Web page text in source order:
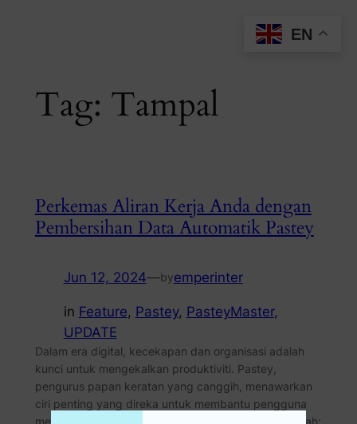
Tag: Tampal
Perkemas Aliran Kerja Anda dengan
Pembersihan Data Automatik Pastey
Jun 12, 2024—byemperinter
in Feature, Pastey, PasteyMaster
UPDATE
Dalam era digital, kecekapan dan organisasi adalah
kunci untuk mengekalkan produktiviti. Pastey,
pengurus papan keratan yang canggih, menawarkan
ciri penting yang direka untuk membantu pengguna
mengurus data papan keratan mereka dengan mudah:
EN